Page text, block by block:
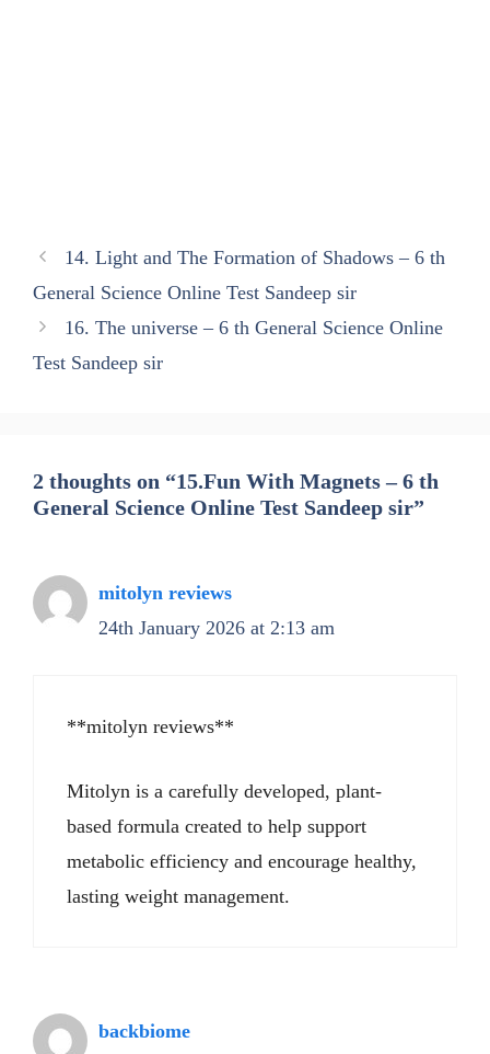
14. Light and The Formation of Shadows – 6 th
General Science Online Test Sandeep sir
16. The universe – 6 th General Science Online
Test Sandeep sir
2 thoughts on “15.Fun With Magnets – 6 th
General Science Online Test Sandeep sir”
mitolyn reviews
24th January 2026 at 2:13 am
**mitolyn reviews**
Mitolyn is a carefully developed, plant-
based formula created to help support
metabolic efficiency and encourage healthy,
lasting weight management.
backbiome